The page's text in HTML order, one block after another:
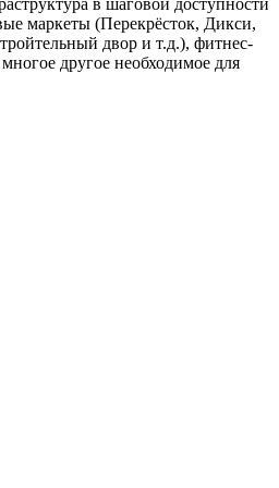
маркеты (Перекрёсток, Дикси,
двор и т.д.), фитнес-
другое необходимое для